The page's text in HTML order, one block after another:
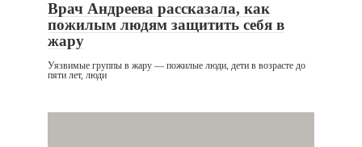
Врач Андреева рассказала, как
пожилым людям защитить себя в
жару
Уязвимые группы в жару — пожилые люди, дети в возрасте до
пяти лет, люди